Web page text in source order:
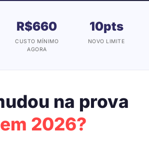
R$660
CUSTO MÍNIMO
AGORA
10pts
NOVO LIMITE
na prova
em 2026?